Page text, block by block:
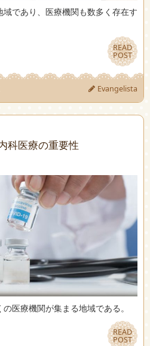
であり、医療機関も数多く存在す
READ
POST
READ
POST
Evangelista
科医療の重要性
医療機関が集まる地域である。
READ
POST
READ
POST